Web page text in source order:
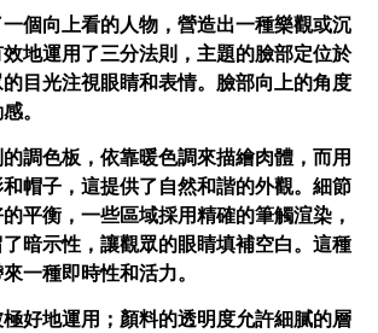
個向上看的人物，營造出一種樂觀或沉
地運用了三分法則，主題的臉部定位於
目光注視眼睛和表情。臉部向上的角度
。
調色板，依靠暖色調來描繪肉體，而用
帽子，這提供了自然和諧的外觀。細節
平衡，一些區域採用精確的筆觸渲染，
暗示性，讓觀眾的眼睛填補空白。這種
一種即時性和活力。
好地運用；顏料的透明度允許細膩的層